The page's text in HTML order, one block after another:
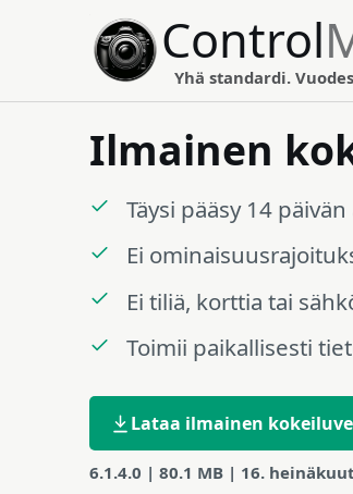
Control
Yhä standardi.
Ilmainen
Täysi pääsy 14 päivän
Ei
Ei tiliä, korttia tai
Toimii paikallisesti
Lataa ilmainen
6.1.4.0 | 80.1 MB | 16.